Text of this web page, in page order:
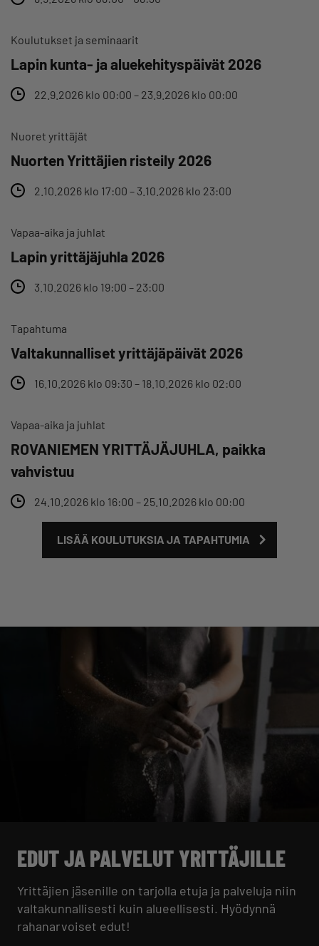
Koulutukset ja seminaarit
Lapin kunta- ja aluekehityspäivät 2026
22.9.2026 klo 00:00 – 23.9.2026 klo 00:00
Nuoret yrittäjät
Nuorten Yrittäjien risteily 2026
2.10.2026 klo 17:00 – 3.10.2026 klo 23:00
Vapaa-aika ja juhlat
Lapin yrittäjäjuhla 2026
3.10.2026 klo 19:00 – 23:00
Tapahtuma
Valtakunnalliset yrittäjäpäivät 2026
16.10.2026 klo 09:30 – 18.10.2026 klo 02:00
Vapaa-aika ja juhlat
ROVANIEMEN YRITTÄJÄJUHLA, paikka
vahvistuu
24.10.2026 klo 16:00 – 25.10.2026 klo 00:00
LISÄÄ KOULUTUKSIA JA TAPAHTUMIA
EDUT JA PALVELUT YRITTÄJILLE
Yrittäjien jäsenille on tarjolla etuja ja palveluja niin
valtakunnallisesti kuin alueellisesti. Hyödynnä
rahanarvoiset edut!